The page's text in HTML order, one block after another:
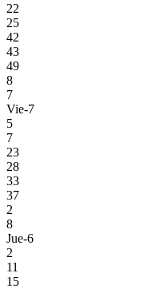
22
25
42
43
49
8
7
Vie-7
5
7
23
28
33
37
2
8
Jue-6
2
11
15